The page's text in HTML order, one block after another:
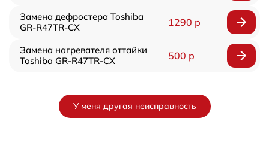
Замена дефростера Toshiba
GR-R47TR-CX
1290 р
Замена нагревателя оттайки
Toshiba GR-R47TR-CX
500 р
У меня другая неисправность